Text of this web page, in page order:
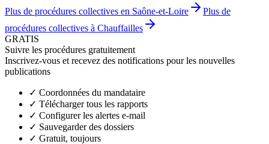
Plus de procédures collectives en Saône-et-Loire
Plus de
procédures collectives à Chauffailles
GRATIS
Suivre les procédures gratuitement
Inscrivez-vous et recevez des notifications pour les nouvelles
publications
✓ Coordonnées du mandataire
✓ Télécharger tous les rapports
✓ Configurer les alertes e-mail
✓ Sauvegarder des dossiers
✓ Gratuit, toujours